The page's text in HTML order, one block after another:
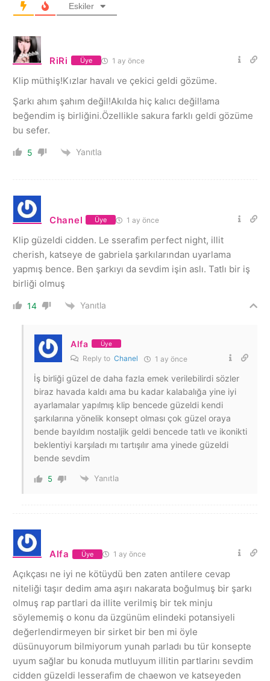
Eskiler
RiRi Üye 1 ay önce
Klip müthiş!Kızlar havalı ve çekici geldi gözüme.
Şarkı ahım şahım değil!Akılda hiç kalıcı değil!ama
beğendim iş birliğini.Özellikle sakura farklı geldi gözüme
bu sefer.
5 Yanıtla
Chanel Üye 1 ay önce
Klip güzeldi cidden. Le sserafim perfect night, illit
cherish, katseye de gabriela şarkılarından uyarlama
yapmış bence. Ben şarkıyı da sevdim işin aslı. Tatlı bir iş
birliği olmuş
14 Yanıtla
Alfa Üye
Reply to Chanel 1 ay önce
İş birliği güzel de daha fazla emek verilebilirdi sözler
biraz havada kaldı ama bu kadar kalabalığa yine iyi
ayarlamalar yapılmış klip bencede güzeldi kendi
şarkılarına yönelik konsept olması çok güzel oraya
bende bayıldım nostaljik geldi bencede tatlı ve ikonikti
beklentiyi karşıladı mı tartışılır ama yinede güzeldi
bende sevdim
5 Yanıtla
Alfa Üye 1 ay önce
Açıkçası ne iyi ne kötüydü ben zaten antilere cevap
niteliği taşır dedim ama aşırı nakarata boğulmuş bir şarkı
olmuş rap partlari da illite verilmiş bir tek minju
söylememiş o konu da üzgünüm elindeki potansiyeli
değerlendirmeyen bir sirket bir ben mi öyle
düsünuyorum bilmiyorum yunah parladı bu tür konsepte
uyum sağlar bu konuda mutluyum illitin partlarinı sevdim
cidden güzeldi lesserafim de chaewon ve katseyeden